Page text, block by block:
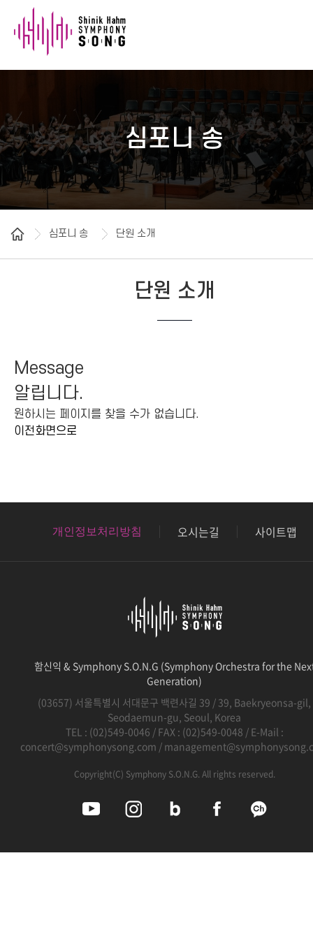
심포니 송
심포니 송 단원 소개
단원 소개
Message
알립니다.
원하시는 페이지를 찾을 수가 없습니다.
이전화면으로
개인정보처리방침 오시는길 사이트맵
함신익 & Symphony S.O.N.G (Symphony Orchestra for the
Generation)
(03657) 서울특별시 서대문구 백련사길 39 / 39, Baekryeonsa-gil,
Seodaemun-gu, Seoul, Korea
TEL : (02)549-0046 / FAX : (02)549-0048 / E-Mail :
concert@symphonysong.com /
Copyright(C) Symphony S.O.N.G. All rights reserved.